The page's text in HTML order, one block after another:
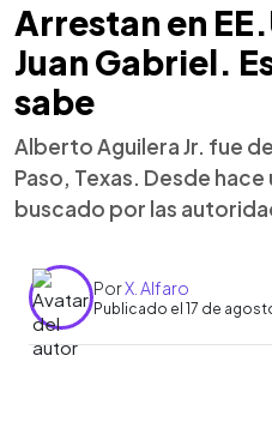
Arrestan en
Juan Gabriel.
sabe
Alberto Aguilera Jr. fue
Paso, Texas. Desde hace
buscado por las
PorX. Alfaro
Publicado el 17 de